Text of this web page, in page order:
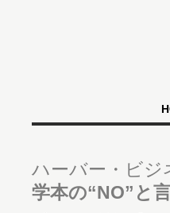
ハーバー・ビジ
学本の“NO”と